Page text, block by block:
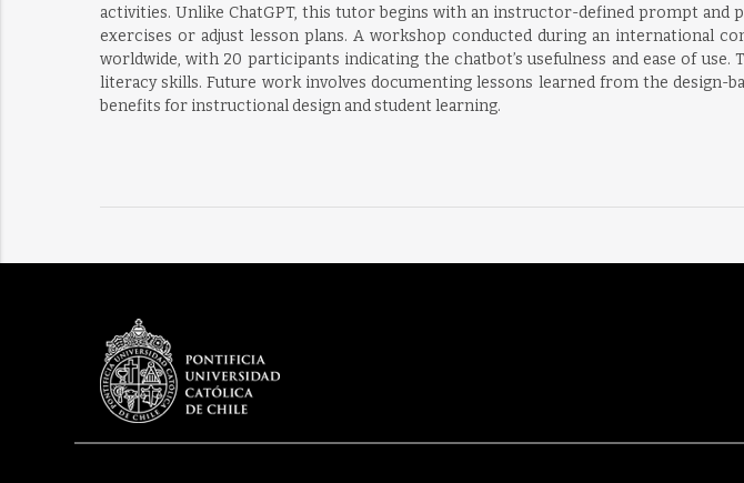
activities. Unlike ChatGPT, this tutor begins with an instructor-defined prompt
exercises or adjust lesson plans. A workshop conducted during an international
worldwide, with 20 participants indicating the chatbot’s usefulness and ease of
literacy skills. Future work involves documenting lessons learned from the design-
benefits for instructional design and student learning.